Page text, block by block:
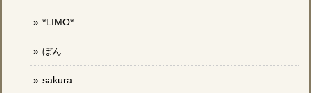
*LIMO*
ぼん
sakura